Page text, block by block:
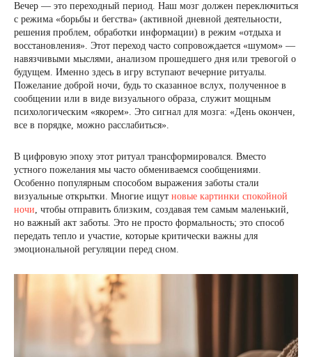
Вечер — это переходный период. Наш мозг должен переключиться
с режима «борьбы и бегства» (активной дневной деятельности,
решения проблем, обработки информации) в режим «отдыха и
восстановления». Этот переход часто сопровождается «шумом» —
навязчивыми мыслями, анализом прошедшего дня или тревогой о
будущем. Именно здесь в игру вступают вечерние ритуалы.
Пожелание доброй ночи, будь то сказанное вслух, полученное в
сообщении или в виде визуального образа, служит мощным
психологическим «якорем». Это сигнал для мозга: «День окончен,
все в порядке, можно расслабиться».
В цифровую эпоху этот ритуал трансформировался. Вместо
устного пожелания мы часто обмениваемся сообщениями.
Особенно популярным способом выражения заботы стали
визуальные открытки. Многие ищут новые картинки спокойной
ночи, чтобы отправить близким, создавая тем самым маленький,
но важный акт заботы. Это не просто формальность; это способ
передать тепло и участие, которые критически важны для
эмоциональной регуляции перед сном.